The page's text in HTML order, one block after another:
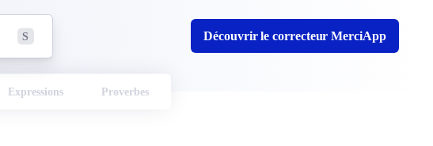
S Découvrir le correcteur MerciApp
Expressions Proverbes